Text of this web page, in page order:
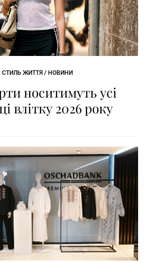
СТИЛЬ ЖИТТЯ / НОВИНИ
носитимуть усі
влітку 2026 року